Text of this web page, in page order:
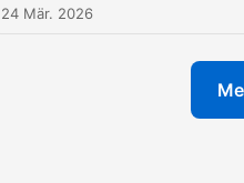
24 Mär. 2026